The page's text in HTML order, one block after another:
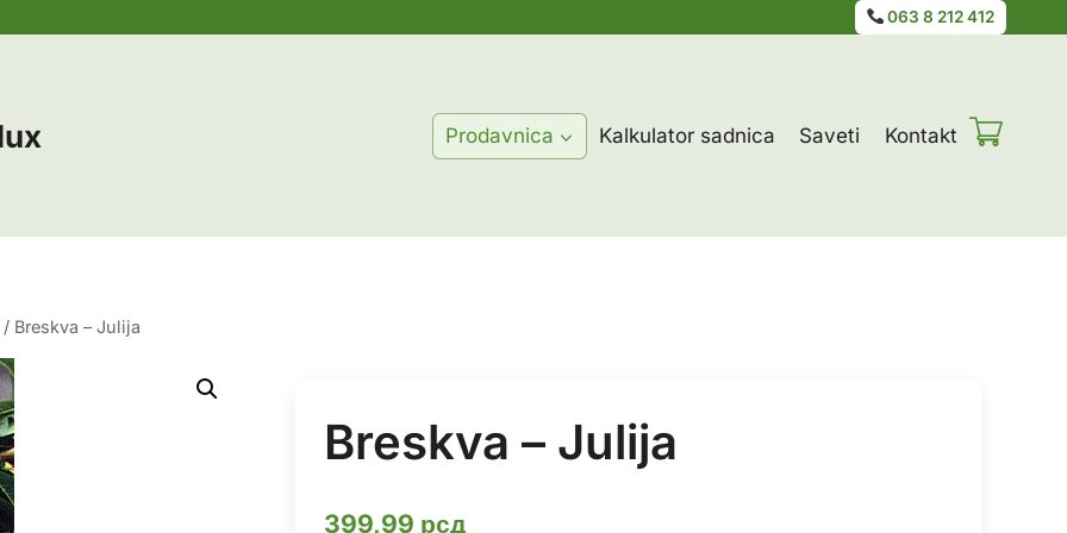
063 8 212 412
Prodavnica Kalkulator sadnica Saveti Kontakt
/ Breskva – Julija
Breskva – Julija
399,99 рсд